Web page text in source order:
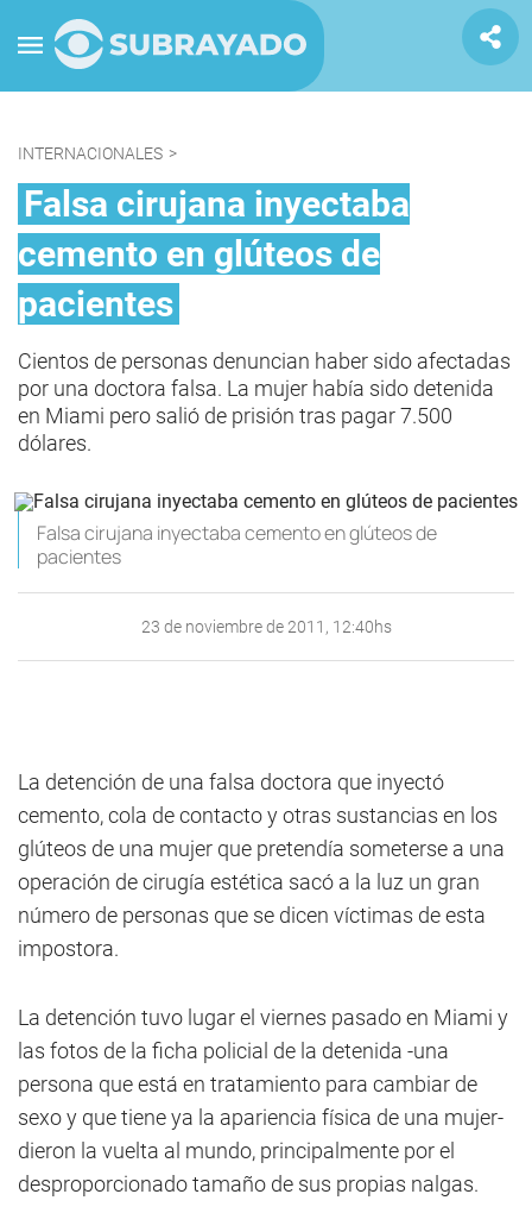
INTERNACIONALES >
Falsa cirujana inyectaba
cemento en glúteos de
pacientes
Cientos de personas denuncian haber sido afectadas
por una doctora falsa. La mujer había sido detenida
en Miami pero salió de prisión tras pagar 7.500
dólares.
Falsa cirujana inyectaba cemento en glúteos de
pacientes
23 de noviembre de 2011, 12:40hs
La detención de una falsa doctora que inyectó
cemento, cola de contacto y otras sustancias en los
glúteos de una mujer que pretendía someterse a una
operación de cirugía estética sacó a la luz un gran
número de personas que se dicen víctimas de esta
impostora.
La detención tuvo lugar el viernes pasado en Miami y
las fotos de la ficha policial de la detenida -una
persona que está en tratamiento para cambiar de
sexo y que tiene ya la apariencia física de una mujer-
dieron la vuelta al mundo, principalmente por el
desproporcionado tamaño de sus propias nalgas.